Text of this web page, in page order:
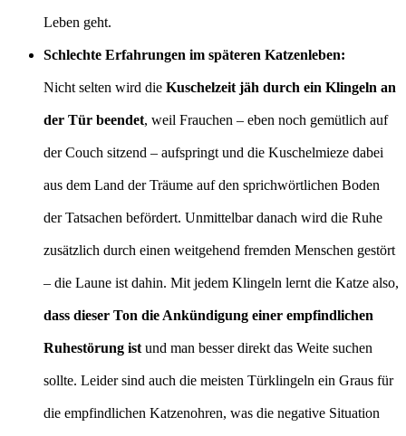
Leben geht.
Schlechte Erfahrungen im späteren Katzenleben:
Nicht selten wird die Kuschelzeit jäh durch ein Klingeln an
der Tür beendet, weil Frauchen – eben noch gemütlich auf
der Couch sitzend – aufspringt und die Kuschelmieze dabei
aus dem Land der Träume auf den sprichwörtlichen Boden
der Tatsachen befördert. Unmittelbar danach wird die Ruhe
zusätzlich durch einen weitgehend fremden Menschen gestört
– die Laune ist dahin. Mit jedem Klingeln lernt die Katze also,
dass dieser Ton die Ankündigung einer empfindlichen
Ruhestörung ist und man besser direkt das Weite suchen
sollte. Leider sind auch die meisten Türklingeln ein Graus für
die empfindlichen Katzenohren, was die negative Situation